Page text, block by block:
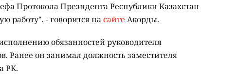
Протокола Президента Республики Казахстан
работу", - говорится насайте Акорды.
обязанностей руководителя
Ранее он занимал должность заместителя
РК.